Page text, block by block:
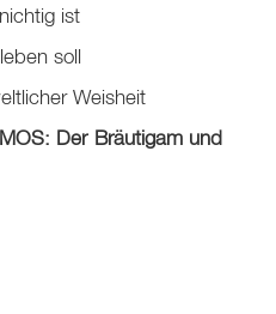
ist
soll
Weisheit
Der Bräutigam und